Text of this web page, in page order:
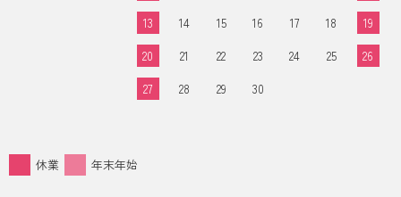
13
14 15 16 17 18
19
20
21 22 23 24 25
26
27
28 29 30
休業 年末年始